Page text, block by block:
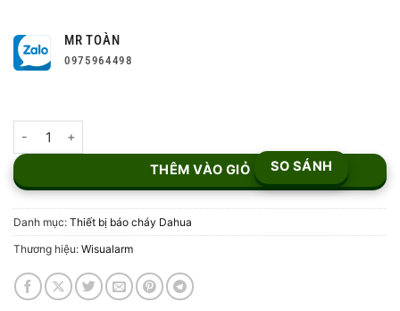
MR TOÀN
0975964498
THÊM VÀO GIỎ SO SÁNH
Danh mục: Thiết bị báo cháy Dahua
Thương hiệu: Wisualarm